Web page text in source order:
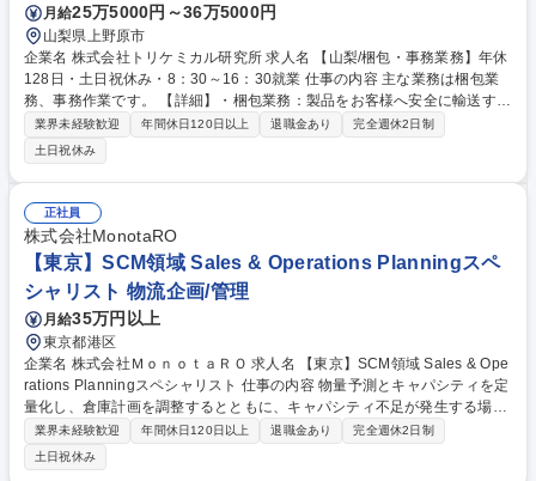
月給25万5000円～36万5000円
山梨県上野原市
企業名 株式会社トリケミカル研究所 求人名 【山梨/梱包・事務業務】年休
128日・土日祝休み・8：30～16：30就業 仕事の内容 主な業務は梱包業
務、事務作業です。 【詳細】・梱包業務：製品をお客様へ安全に輸送する
ための梱包業務です。 梱包の種類は幅広く容器の形状に合わせて梱包を行
います。 梱包重量は軽い物から重い物まで様々で時には50kg以上のもの
を機械を使用し梱包します。 ・事務業務：入力、スキャン、資料作成等事
務全般を行っていただきます。 募集職種 【山梨/梱包・事務業務】年休12
8日・土日祝休み・8：30～16：30就業
業界未経験歓迎 年間休日120日以上 退職金あり
完全週休2日制
土日祝休み
正社員
株式会社MonotaRO
【東京】SCM領域 Sales & Operations Planningスペ
シャリスト 物流企画/管理
月給35万円以上
東京都港区
企業名 株式会社ＭｏｎｏｔａＲＯ 求人名 【東京】SCM領域 Sales & Ope
rations Planningスペシャリスト 仕事の内容 物量予測とキャパシティを定
量化し、倉庫計画を調整するとともに、キャパシティ不足が発生する場合
には機動的にその対処方法を立案することで、SCM部門のミッション実現
に向けて推進いただきます。 ■関係部門と連携し、S&OPに関わる会議
体・調整プロセスの推進■物量予測、出荷波動、在庫・入荷計画、配送制
業界未経験歓迎 年間休日120日以上 退職金あり
完全週休2日制
土日祝休み